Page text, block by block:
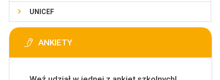
UNICEF
ANKIETY